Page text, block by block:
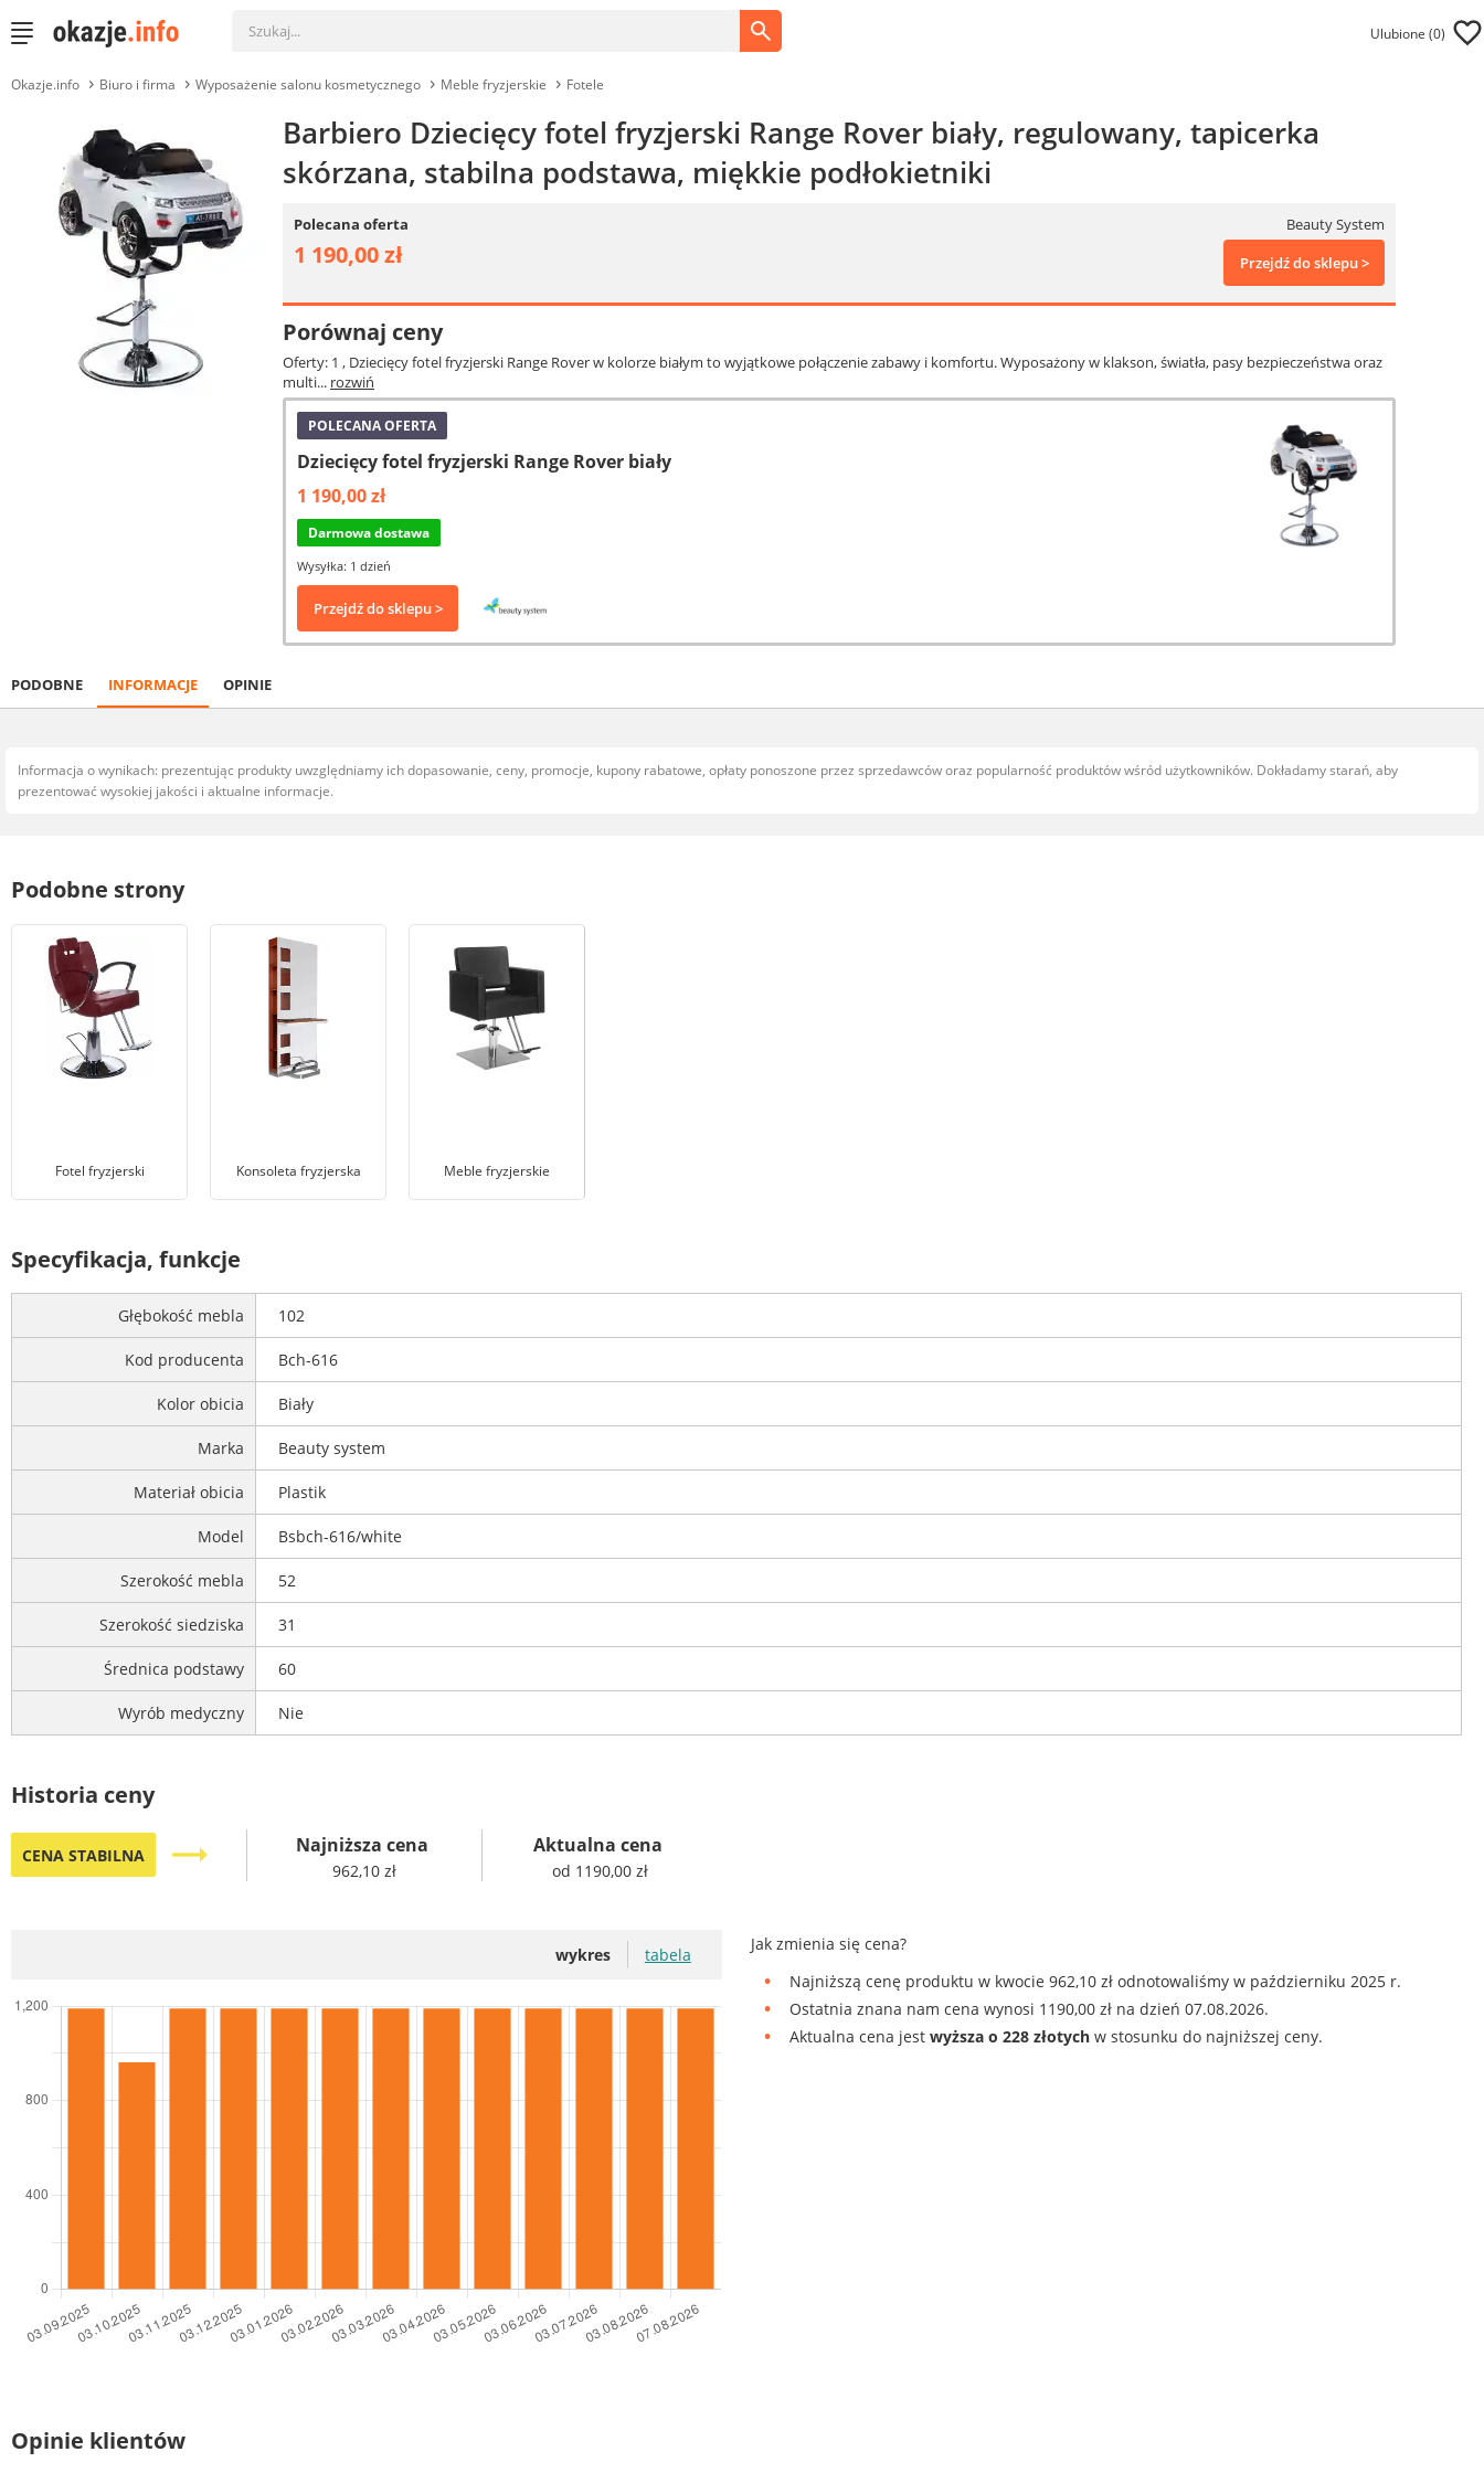
Ulubione (0)
Okazje.info Biuro i firma Wyposażenie salonu kosmetycznego Meble fryzjerskie Fotele
Barbiero Dziecięcy fotel fryzjerski Range Rover biały, regulowany, tapicerka
skórzana, stabilna podstawa, miękkie podłokietniki
Polecana oferta Beauty System
1 190,00 zł Przejdź do sklepu >
Porównaj ceny
Oferty: 1 , Dziecięcy fotel fryzjerski Range Rover w kolorze białym to wyjątkowe połączenie zabawy i komfortu. Wyposażony w klakson, światła, pasy bezpieczeństwa oraz
multi... rozwiń
POLECANA OFERTA
Dziecięcy fotel fryzjerski Range Rover biały
1 190,00 zł
Darmowa dostawa
Wysyłka: 1 dzień
Przejdź do sklepu >
PODOBNE INFORMACJE OPINIE
Informacja o wynikach: prezentując produkty uwzględniamy ich dopasowanie, ceny, promocje, kupony rabatowe, opłaty ponoszone przez sprzedawców oraz popularność produktów wśród użytkowników. Dokładamy starań, aby
prezentować wysokiej jakości i aktualne informacje.
Podobne strony
Fotel fryzjerski Konsoleta fryzjerska Meble fryzjerskie
Specyfikacja, funkcje
Głębokość mebla 102
Kod producenta Bch-616
Kolor obicia Biały
Marka Beauty system
Materiał obicia Plastik
Model Bsbch-616/white
Szerokość mebla 52
Szerokość siedziska 31
Średnica podstawy 60
Wyrób medyczny Nie
Historia ceny
CENA STABILNA trending_flat Najniższa cena
962,10 zł
Aktualna cena
od 1190,00 zł
wykres tabela
Jak zmienia się cena?
Najniższą cenę produktu w kwocie 962,10 zł odnotowaliśmy w październiku 2025 r.
Ostatnia znana nam cena wynosi 1190,00 zł na dzień 07.08.2026.
Aktualna cena jestwyższa o 228 złotych w stosunku do najniższej ceny.
Opinie klientów